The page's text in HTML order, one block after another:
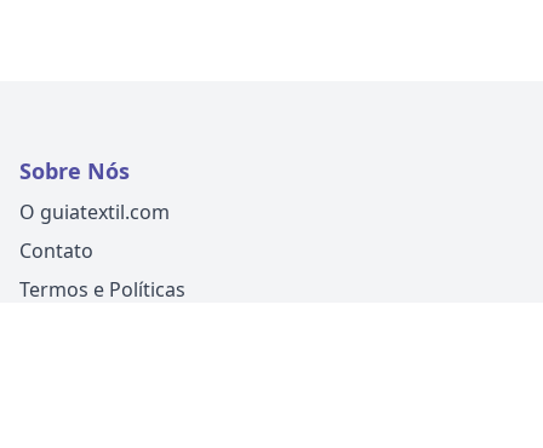
Sobre Nós
O guiatextil.com
Contato
Termos e Políticas